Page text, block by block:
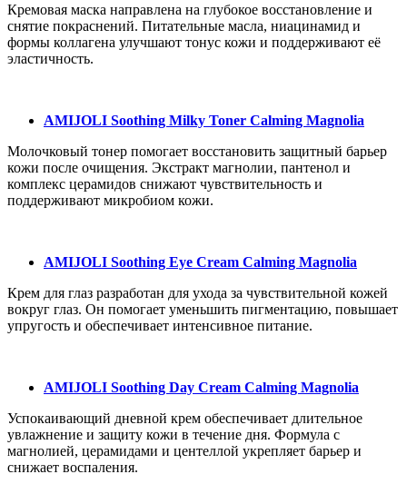
Кремовая маска направлена на глубокое восстановление и
снятие покраснений. Питательные масла, ниацинамид и
формы коллагена улучшают тонус кожи и поддерживают её
эластичность.
AMIJOLI Soothing Milky Toner Calming Magnolia
Молочковый тонер помогает восстановить защитный барьер
кожи после очищения. Экстракт магнолии, пантенол и
комплекс церамидов снижают чувствительность и
поддерживают микробиом кожи.
AMIJOLI Soothing Eye Cream Calming Magnolia
Крем для глаз разработан для ухода за чувствительной кожей
вокруг глаз. Он помогает уменьшить пигментацию, повышает
упругость и обеспечивает интенсивное питание.
AMIJOLI Soothing Day Cream Calming Magnolia
Успокаивающий дневной крем обеспечивает длительное
увлажнение и защиту кожи в течение дня. Формула с
магнолией, церамидами и центеллой укрепляет барьер и
снижает воспаления.